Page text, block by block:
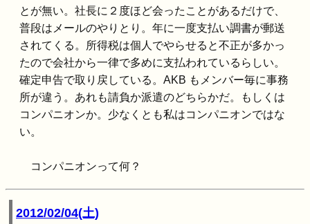
とが無い。社長に２度ほど会ったことがあるだけで、
普段はメールのやりとり。年に一度支払い調書が郵送
されてくる。所得税は個人でやらせると不正が多かっ
たので会社から一律で多めに支払われているらしい。
確定申告で取り戻している。AKB もメンバー毎に事務
所が違う。あれも請負か派遣のどちらかだ。もしくは
コンパニオンか。少なくとも私はコンパニオンではな
い。
コンパニオンって何？
2012/02/04(土)